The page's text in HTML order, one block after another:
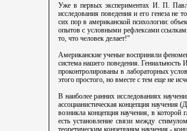
Уже в первых экспериментах И. П.
исследования поведения и его генеза не
сих пор в американской психологии:
опытов с условными рефлексами
то, что человек делает!"
Американские ученые восприняли
система нашего поведения.
проконтролированы в лабораторных
этого простого, но вместе с тем еще не
В наиболее ранних исследованиях
ассоцианистическая концепция научения
возникла концепция научения, в
есть установление связи между
теоретическим концепциям научения -